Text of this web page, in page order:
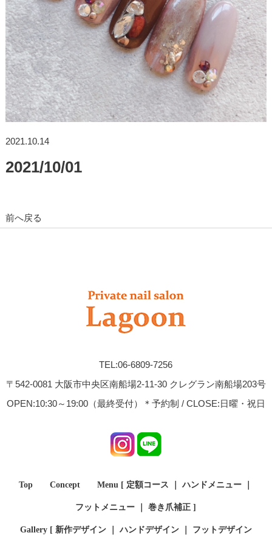
2021.10.14
2021/10/01
前へ戻る
TEL:06-6809-7256
〒542-0081 大阪市中央区南船場2-11-30 クレグラン南船場203号
OPEN:10:30～19:00（最終受付）＊予約制 / CLOSE:日曜・祝日
Top Concept Menu [ 定額コース ｜ハンドメニュー
フットメニュー ｜巻き爪補正 ]
Gallery [ 新作デザイン｜ハンドデザイン｜ フットデザイン